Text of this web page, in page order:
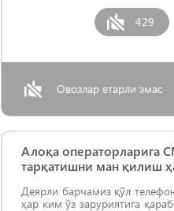
429
Овозлар етарли эмас
Алоқа операторларига
тарқатишни ман қилиш
Деярли барчамиз қўл
ҳар ким ўз заруриятига